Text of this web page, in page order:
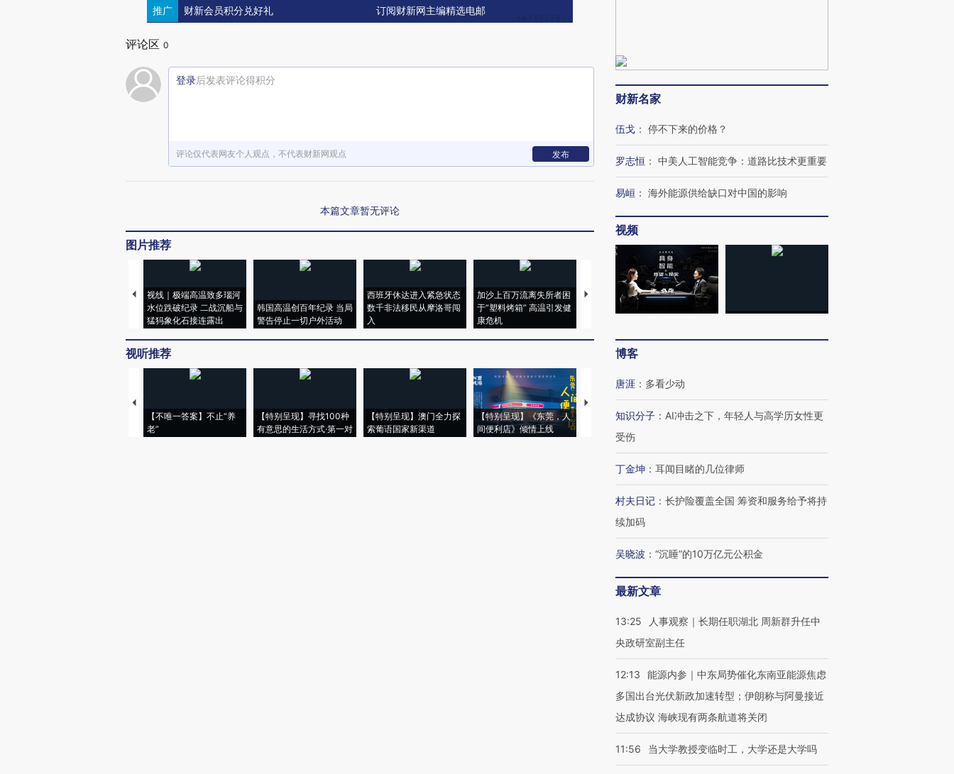
推广 财新会员积分兑好礼 订阅财新网主编精选电邮
评论区 0
登录后发表评论得积分
评论仅代表网友个人观点，不代表财新网观点 发布
本篇文章暂无评论
图片推荐
视线｜极端高温致多瑙河
水位跌破纪录 二战沉船与
猛犸象化石接连露出
韩国高温创百年纪录 当局
警告停止一切户外活动
西班牙休达进入紧急状态
数千非法移民从摩洛哥闯
入
加沙上百万流离失所者困
于“塑料烤箱” 高温引发健
康危机
视线｜HYROX的吸金
术：是什么让中产们甘
马航飞行员跨国走私7万
粒摇头丸 尿检体内含3种
视听推荐
【不唯一答案】不止“养
老”
【特别呈现】寻找100种
有意思的生活方式·第一对
【特别呈现】澳门全力探
索葡语国家新渠道
【特别呈现】《东莞，人
间便利店》倾情上线
【推广】走进第四届链博
会，让数智科技“链”接产
【特别呈现】寻找100种
【商旅对话】华住集团
CFO：不靠规模取胜，华
财新名家
伍戈 ： 停不下来的价格？
罗志恒 ： 中美人工智能竞争：道路比技术更重要
易峘 ： 海外能源供给缺口对中国的影响
视频
博客
唐涯 ： 多看少动
知识分子 ： AI冲击之下，年轻人与高学历女性更
受伤
丁金坤 ： 耳闻目睹的几位律师
村夫日记 ： 长护险覆盖全国 筹资和服务给予将持
续加码
吴晓波 ： “沉睡”的10万亿元公积金
最新文章
13:25
人事观察｜长期任职湖北 周新群升任中
央政研室副主任
12:13
能源内参｜中东局势催化东南亚能源焦虑
多国出台光伏新政加速转型；伊朗称与阿曼接近
达成协议 海峡现有两条航道将关闭
11:56 当大学教授变临时工，大学还是大学吗